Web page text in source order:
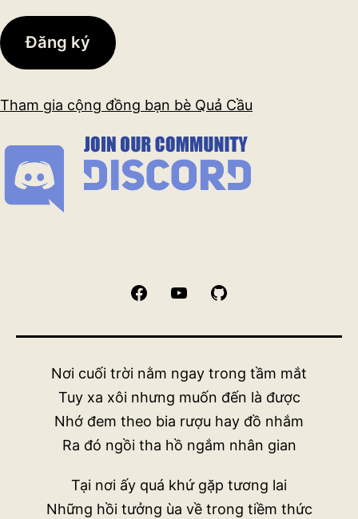
bạn
Đăng ký
Tham gia cộng đồng bạn bè Quả Cầu
FacebookYouTube
Nơi cuối trời nằm ngay trong tầm mắt
Tuy xa xôi nhưng muốn đến là được
Nhớ đem theo bia rượu hay đồ nhắm
Ra đó ngồi tha hồ ngắm nhân gian
Tại nơi ấy quá khứ gặp tương lai
Những hồi tưởng ùa về trong tiềm thức